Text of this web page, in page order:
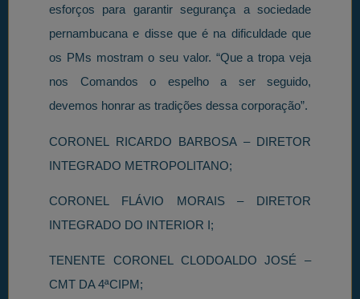
esforços para garantir segurança a sociedade
pernambucana e disse que é na dificuldade que
os PMs mostram o seu valor. “Que a tropa veja
nos Comandos o espelho a ser seguido,
devemos honrar as tradições dessa corporação”.
CORONEL RICARDO BARBOSA – DIRETOR
INTEGRADO METROPOLITANO;
CORONEL FLÁVIO MORAIS – DIRETOR
INTEGRADO DO INTERIOR I;
TENENTE CORONEL CLODOALDO JOSÉ –
CMT DA 4ªCIPM;